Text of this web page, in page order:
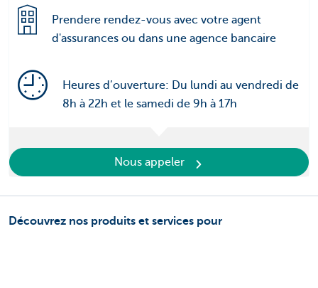
Prendere rendez-vous avec votre agent
d'assurances ou dans une agence bancaire
Heures d’ouverture: Du lundi au vendredi de
8h à 22h et le samedi de 9h à 17h
Nous appeler
Découvrez nos produits et services pour